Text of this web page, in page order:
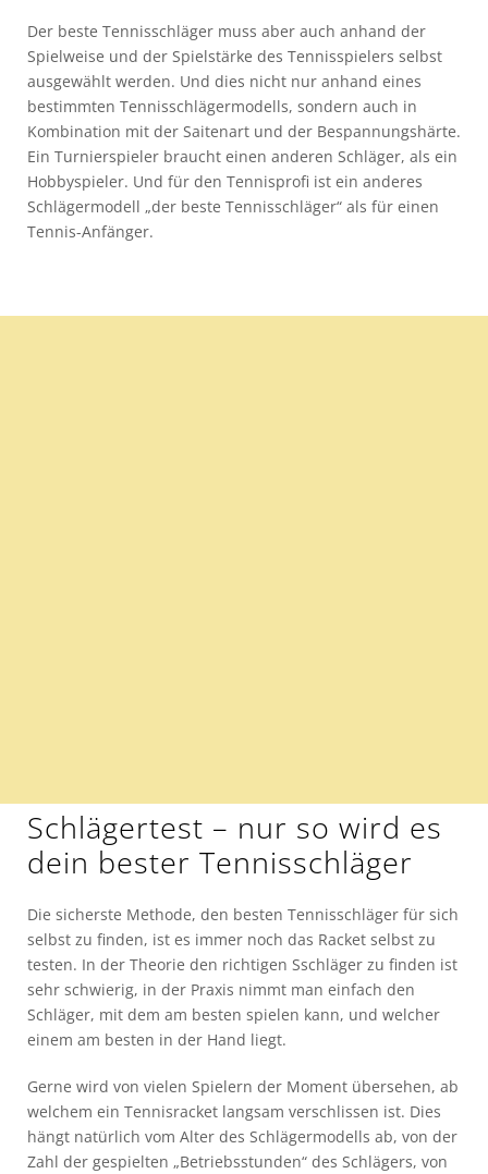
Der beste Tennisschläger muss aber auch anhand der
Spielweise und der Spielstärke des Tennisspielers selbst
ausgewählt werden. Und dies nicht nur anhand eines
bestimmten Tennisschlägermodells, sondern auch in
Kombination mit der Saitenart und der Bespannungshärte.
Ein Turnierspieler braucht einen anderen Schläger, als ein
Hobbyspieler. Und für den Tennisprofi ist ein anderes
Schlägermodell „der beste Tennisschläger“ als für einen
Tennis-Anfänger.
Schlägertest – nur so wird es
dein bester Tennisschläger
Die sicherste Methode, den besten Tennisschläger für sich
selbst zu finden, ist es immer noch das Racket selbst zu
testen. In der Theorie den richtigen Sschläger zu finden ist
sehr schwierig, in der Praxis nimmt man einfach den
Schläger, mit dem am besten spielen kann, und welcher
einem am besten in der Hand liegt.
Gerne wird von vielen Spielern der Moment übersehen, ab
welchem ein Tennisracket langsam verschlissen ist. Dies
hängt natürlich vom Alter des Schlägermodells ab, von der
Zahl der gespielten „Betriebsstunden“ des Schlägers, von